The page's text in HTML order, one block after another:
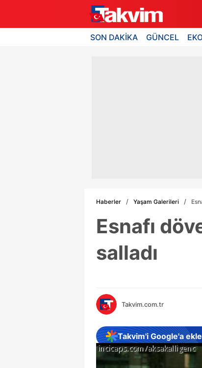
SON DAKİKA GÜNCEL
Haberler Yaşam Galerileri
Esnafı
salladı
Takvim.com.tr
Takvim'i Google'a